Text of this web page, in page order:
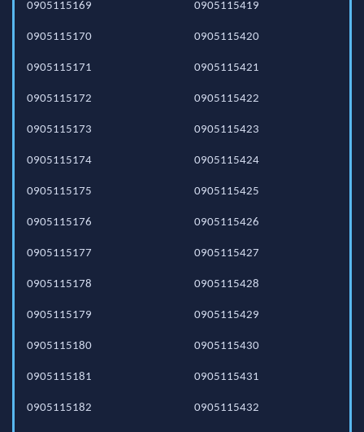
0905115169
0905115170
0905115171
0905115172
0905115173
0905115174
0905115175
0905115176
0905115177
0905115178
0905115179
0905115180
0905115181
0905115182
0905115419
0905115420
0905115421
0905115422
0905115423
0905115424
0905115425
0905115426
0905115427
0905115428
0905115429
0905115430
0905115431
0905115432